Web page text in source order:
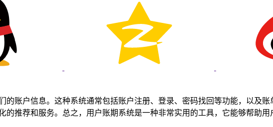
账户信息。这种系统通常包括账户注册、登录、密码找回等功能，以及账
推荐和服务。总之，用户账期系统是一种非常实用的工具，它能够帮助